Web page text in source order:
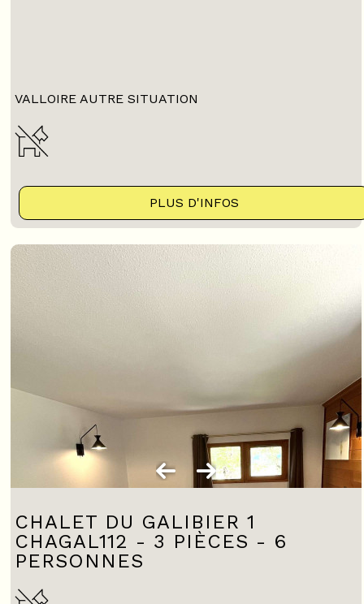
VALLOIRE AUTRE SITUATION
PLUS D'INFOS
CHALET DU GALIBIER 1
CHAGAL112 - 3 PIÈCES - 6
PERSONNES